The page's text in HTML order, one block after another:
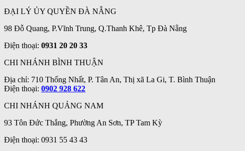
ĐẠI LÝ ỦY QUYỀN ĐÀ NẴNG
98 Đỗ Quang, P.Vĩnh Trung, Q.Thanh Khê, Tp Đà Nẵng
Điện thoại: 0931 20 20 33
CHI NHÁNH BÌNH THUẬN
Địa chỉ: 710 Thống Nhất, P. Tân An, Thị xã La Gi, T. Bình Thuận
Điện thoại: 0902 928 622
CHI NHÁNH QUẢNG NAM
93 Tôn Đức Thắng, Phường An Sơn, TP Tam Kỳ
Điện thoại: 0931 55 43 43